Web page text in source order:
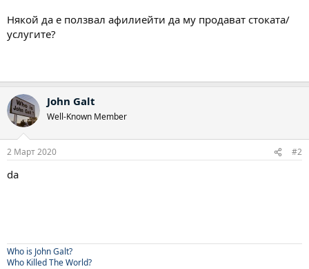
т
Някой да е ползвал афилиейти да му продават стоката/
услугите?
John Galt
Well-Known Member
2 Март 2020 #2
da
Who is John Galt?
Who Killed The World?